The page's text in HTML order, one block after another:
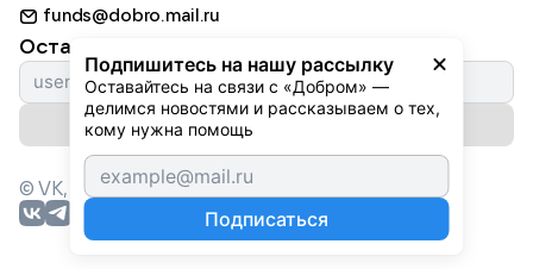
Подпишитесь на нашу рассылку
Оставайтесь на связи с «Добром» —
делимся новостями и рассказываем о тех,
кому нужна помощь
Подписаться
Партнерам
Животным
Природе
Культуре
Фондам
Добрый день
Истории
Автоплатежи
funds@dobro.mail.ru
Оставайтесь с нами
Подписаться на рассылку
© VK, 2026г. Все права защищены.